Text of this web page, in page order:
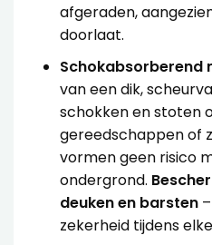
afgeraden,
doorlaat.
Schokabsorberend
van een dik,
schokken en stoten
gereedschappen of
vormen geen risico
ondergrond.
deuken en barsten–
zekerheid tijdens